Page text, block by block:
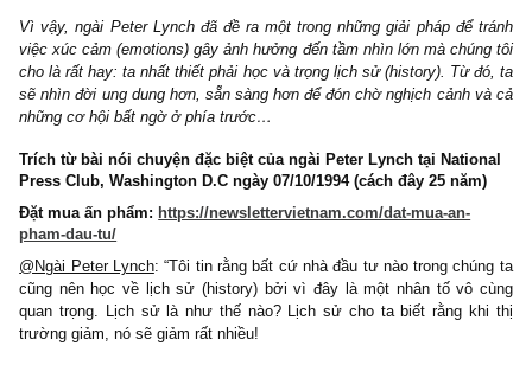
bi quan, mất niềm tin, rồi ta lu mờ, tăm tối, bỏ qua tầm nhìn xa
bức tranh lớn.
Vì vậy, ngài Peter Lynch đã đề ra một trong những giải pháp để
cho là rất hay: ta nhất thiết phải học và trọng lịch sử (history). Từ
sẽ nhìn đời ung dung hơn, sẵn sàng hơn để đón chờ nghịch cảnh
những cơ hội bất ngờ ở phía trước…
Trích từ bài nói chuyện đặc biệt của ngài Peter Lynch tại
Press Club, Washington D.C ngày 07/10/1994 (cách đây 25
Đặt mua ấn phẩm:https://newslettervietnam.com/dat-mua-an-
pham-dau-tu/